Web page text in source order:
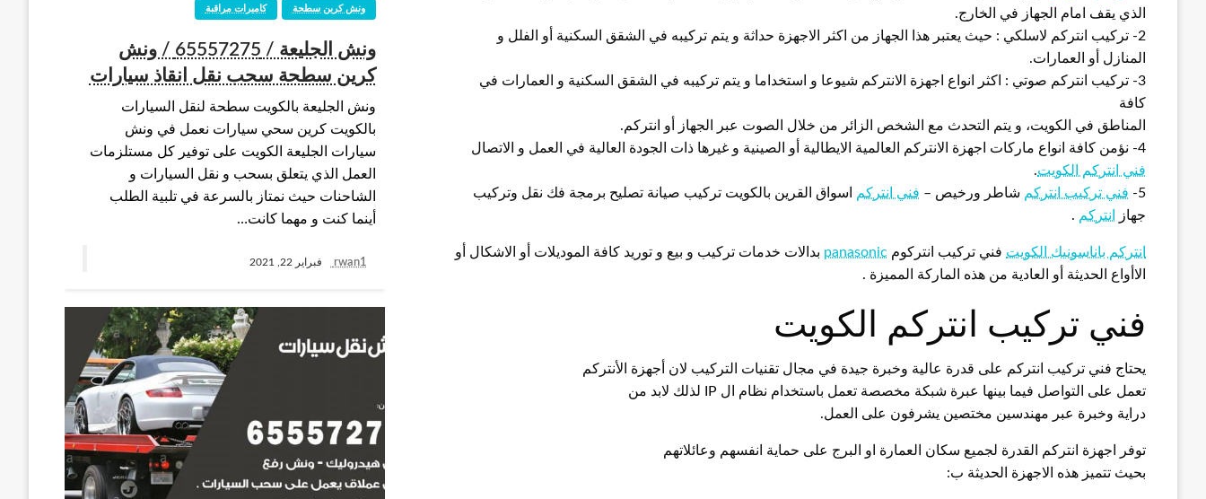
الذي يقف امام الجهاز في الخارج.
2- تركيب انتركم لاسلكي : حيث يعتبر هذا الجهاز من اكثر الاجهزة حداثة و يتم تركيبه في الشقق السكنية أو الفلل و
المنازل أو العمارات.
3- تركيب انتركم صوتي : اكثر انواع اجهزة الانتركم شيوعا و استخداما و يتم تركيبه في الشقق السكنية و العمارات في
كافة
المناطق في الكويت، و يتم التحدث مع الشخص الزائر من خلال الصوت عبر الجهاز أو انتركم.
4- نؤمن كافة انواع ماركات اجهزة الانتركم العالمية الايطالية أو الصينية و غيرها ذات الجودة العالية في العمل و الاتصال
فني انتركم الكويت.
5-
فني تركيب انتركم شاطر ورخيص – فني انتركم
اسواق القرين بالكويت تركيب صيانة تصليح برمجة فك نقل وتركيب
جهاز
انتركم .
انتركم باناسونيك الكويت فني تركيب انتركوم panasonic بدالات خدمات تركيب و بيع و توريد كافة الموديلات أو الاشكال أو
الاأواع الحديثة أو العادية من هذه الماركة المميزة .
فني تركيب انتركم الكويت
يحتاج فني تركيب انتركم على قدرة عالية وخبرة جيدة في مجال تقنيات التركيب لان أجهزة الأنتركم
تعمل على التواصل فيما بينها عبرة شبكة مخصصة تعمل باستخدام نظام ال IP لذلك لابد من
دراية وخبرة عبر مهندسين مختصين يشرفون على العمل.
توفر اجهزة انتركم القدرة لجميع سكان العمارة او البرج على حماية انفسهم وعائلاتهم
بحيث تتميز هذه الاجهزة الحديثة ب:
كاميرات مراقبة ونش كرين سطحة
ونش الجليعة / 65557275 / ونش
كرين سطحة سحب نقل انقاذ سيارات
ونش الجليعة بالكويت سطحة لنقل السيارات
بالكويت كرين سحي سيارات نعمل في ونش
سيارات الجليعة الكويت على توفير كل مستلزمات
العمل الذي يتعلق بسحب و نقل السيارات و
الشاحنات حيث نمتاز بالسرعة في تلبية الطلب
أينما كنت و مهما كانت…
rwan1 فبراير 22, 2021